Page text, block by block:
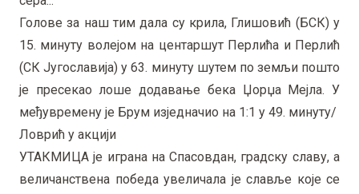
Голове за наш тим дала су крила, Глишовић (БСК) у
15. минуту волејом на центаршут Перлића и Перлић
(СК Југославија) у 63. минуту шутем по земљи пошто
је пресекао лоше додавање бека Џорџа Мејла. У
међувремену је Брум изједначио на 1:1 у 49. минуту/
Ловрић у акцији
УТАКМИЦА је играна на Спасовдан, градску славу, а
величанствена победа увеличала је славље које се